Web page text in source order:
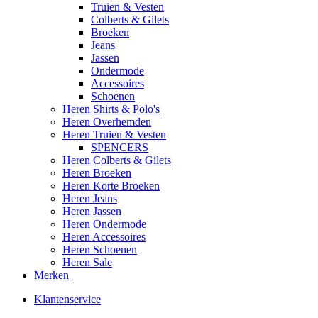
Truien & Vesten
Colberts & Gilets
Broeken
Jeans
Jassen
Ondermode
Accessoires
Schoenen
Heren Shirts & Polo's
Heren Overhemden
Heren Truien & Vesten
SPENCERS
Heren Colberts & Gilets
Heren Broeken
Heren Korte Broeken
Heren Jeans
Heren Jassen
Heren Ondermode
Heren Accessoires
Heren Schoenen
Heren Sale
Merken
Klantenservice